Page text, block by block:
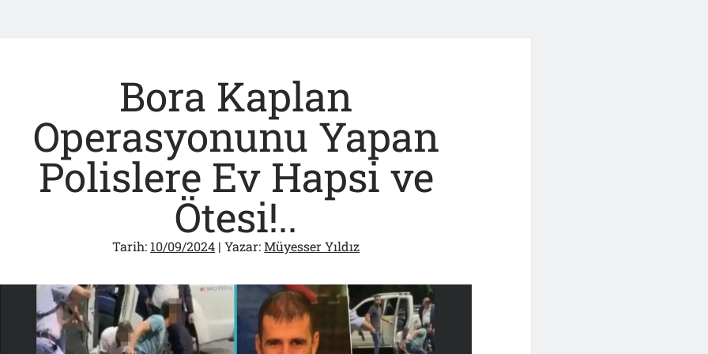
Bora Kaplan
Operasyonunu Yapan
Polislere Ev Hapsi ve
Ötesi!..
Tarih: 10/09/2024 | Yazar:Müyesser Yıldız